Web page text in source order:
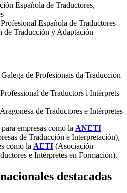
Española de Traductores,
Española de Traductores
Traducción y Adaptación
de Profesionais da Traducción
de Traductors i Intèrprets
de Traductores e Intérpretes
empresas como la ANETI
de Traducción e Interpretación),
como la AETI (Asociación
e Intérpretes en Formación).
destacadas